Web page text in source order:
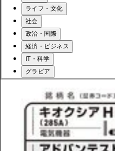
ライフ・文化
社会
政治・国際
経済・ビジネス
IT・科学
グラビア